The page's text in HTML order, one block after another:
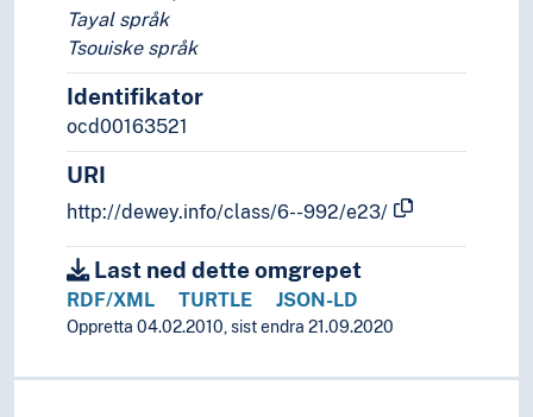
Tayal språk
Tsouiske språk
Identifikator
ocd00163521
URI
http://dewey.info/class/6--992/e23/
Last ned dette omgrepet
RDF/XML TURTLE JSON-LD
Oppretta 04.02.2010, sist endra 21.09.2020